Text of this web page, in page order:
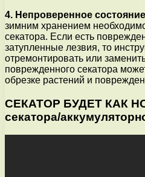
4. Непроверенное
зимним хранением
секатора. Если есть
затупленные лезвия, то
отремонтировать или
поврежденного секатора
обрезке растений и
СЕКАТОР БУДЕТ КАК
секатора/